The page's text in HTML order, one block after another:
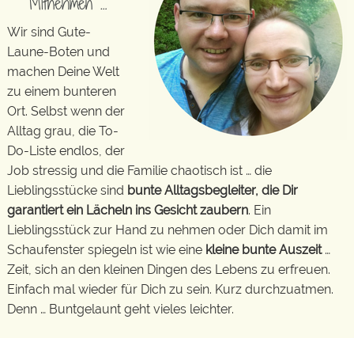
Wir sind Gute-
Laune-Boten und
machen Deine Welt
zu einem bunteren
Ort. Selbst wenn der
Alltag grau, die To-
Do-Liste endlos, der
Job stressig und die Familie chaotisch ist … die
Lieblingsstücke sind bunte Alltagsbegleiter, die Dir
garantiert ein Lächeln ins Gesicht zaubern. Ein
Lieblingsstück zur Hand zu nehmen oder Dich damit im
Schaufenster spiegeln ist wie eine kleine bunte Auszeit…
Zeit, sich an den kleinen Dingen des Lebens zu erfreuen.
Einfach mal wieder für Dich zu sein. Kurz durchzuatmen.
Denn … Buntgelaunt geht vieles leichter.